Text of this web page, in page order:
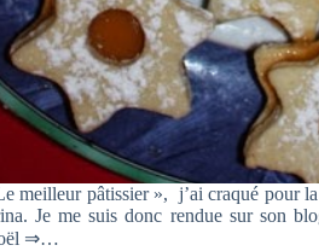
meilleur pâtissier », j’ai craqué pour
Je me suis donc rendue sur son
⇒…